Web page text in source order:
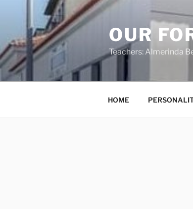
OUR
Teachers: Almerinda
HOME